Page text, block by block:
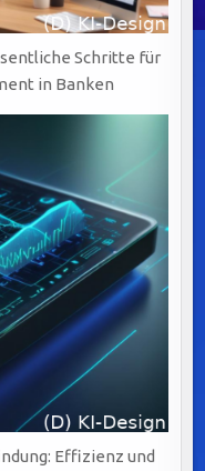
Schritte für
in Banken
Effizienz und